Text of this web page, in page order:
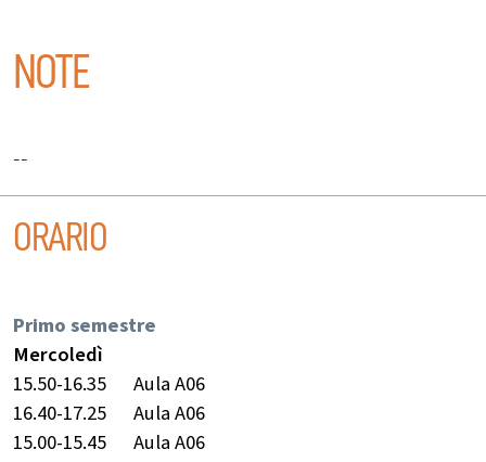
NOTE
--
ORARIO
Primo semestre
Mercoledì
15.50-16.35
Aula A06
16.40-17.25
Aula A06
15.00-15.45
Aula A06